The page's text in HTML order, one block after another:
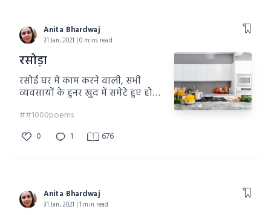
Anita Bhardwaj
31 Jan, 2021 | 0 mins read
रसोड़ा
रसोई घर में काम करने वाली, सभी
व्यवसायों के हुनर खुद में समेटे हुए होती
##1000poems
0
1 676
Anita Bhardwaj
31 Jan, 2021 | 1 min read